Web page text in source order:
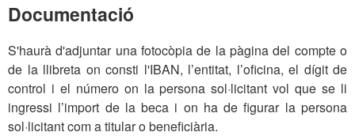
Documentació
S'haurà d'adjuntar una fotocòpia de la pàgina del compte o
de la llibreta on consti l'IBAN, l’entitat, l’oficina, el dígit de
control i el número on la persona sol·licitant vol que se li
ingressi l’import de la beca i on ha de figurar la persona
sol·licitant com a titular o beneficiària.